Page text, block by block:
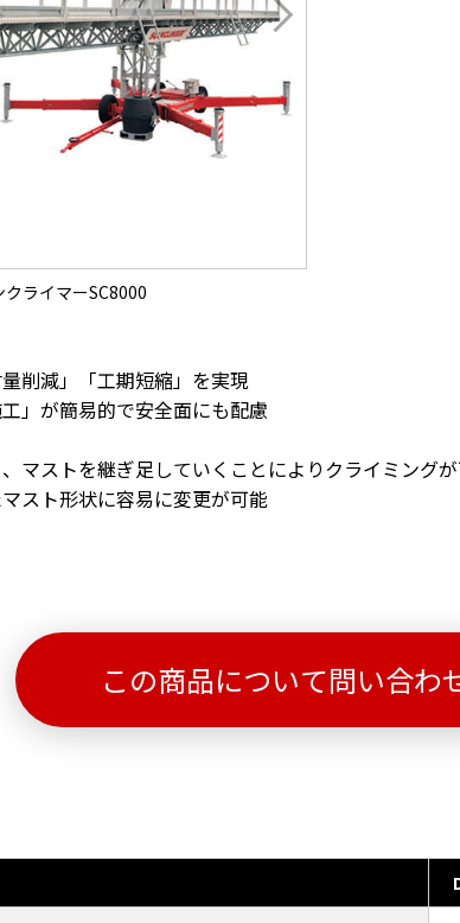
クライマーSC8000
削減」「工期短縮」を実現
」が簡易的で安全面にも配慮
マストを継ぎ足していくことによりクライミング
スト形状に容易に変更が可能
この商品について問い合わ